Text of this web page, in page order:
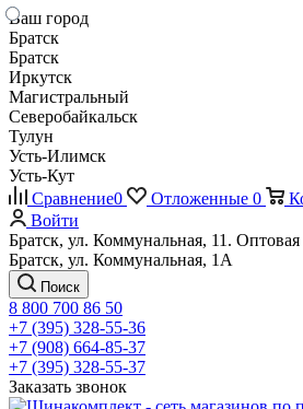
Ваш город
Братск
Братск
Иркутск
Магистральный
Северобайкальск
Тулун
Усть-Илимск
Усть-Кут
Сравнение0 Отложенные 0
Войти
Братск, ул. Коммунальная, 11. Оптовая
Братск, ул. Коммунальная, 1А
Поиск
8 800 700 86 50
+7 (395) 328-55-36
+7 (908) 664-85-37
+7 (395) 328-55-37
Заказать звонок